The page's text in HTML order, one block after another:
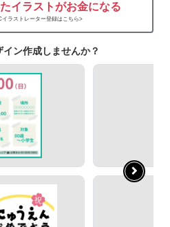
イラストがお金になる
イラストレーター登録はこちら>
ン作成しませんか？